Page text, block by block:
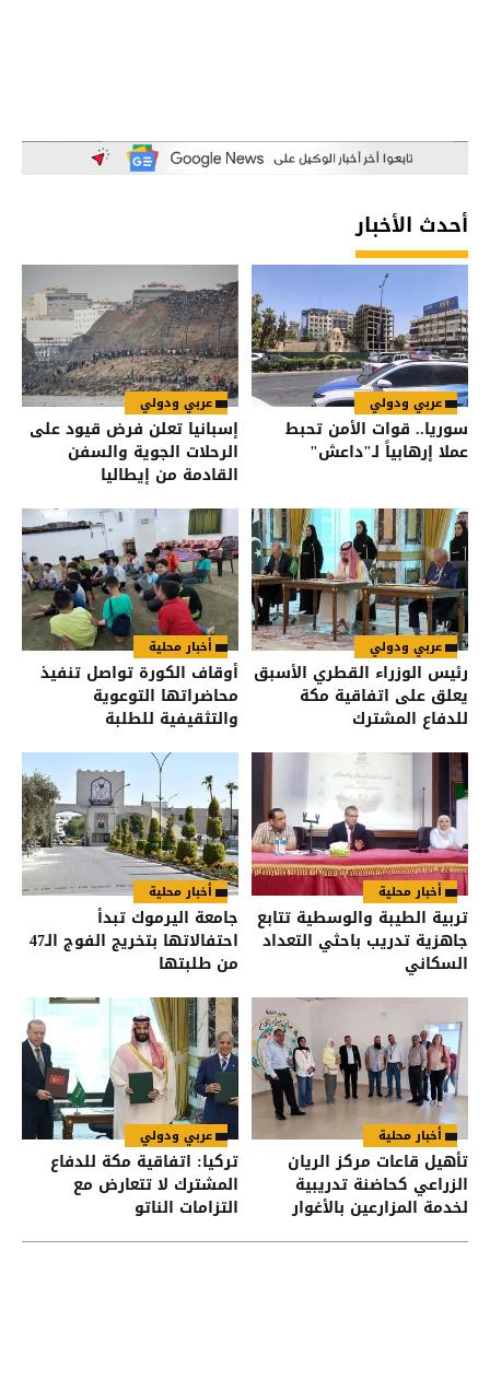
أحدث الأخبار
عربي ودولي
سوريا.. قوات الأمن تحبط
عملا إرهابياً لـ"داعش"
عربي ودولي
إسبانيا تعلن فرض قيود على
الرحلات الجوية والسفن
القادمة من إيطاليا
عربي ودولي
رئيس الوزراء القطري الأسبق
يعلق على اتفاقية مكة
للدفاع المشترك
أخبار محلية
أوقاف الكورة تواصل تنفيذ
محاضراتها التوعوية
والتثقيفية للطلبة
أخبار محلية
تربية الطيبة والوسطية تتابع
جاهزية تدريب باحثي التعداد
السكاني
أخبار محلية
جامعة اليرموك تبدأ
احتفالاتها بتخريج الفوج الـ47
من طلبتها
أخبار محلية
تأهيل قاعات مركز الريان
الزراعي كحاضنة تدريبية
لخدمة المزارعين بالأغوار
عربي ودولي
تركيا: اتفاقية مكة للدفاع
المشترك لا تتعارض مع
التزامات الناتو